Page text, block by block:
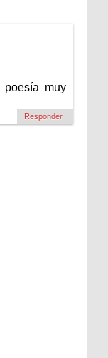
muy
Responder